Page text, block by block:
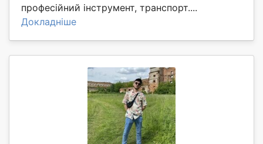
професійний інструмент, транспорт....
Докладніше